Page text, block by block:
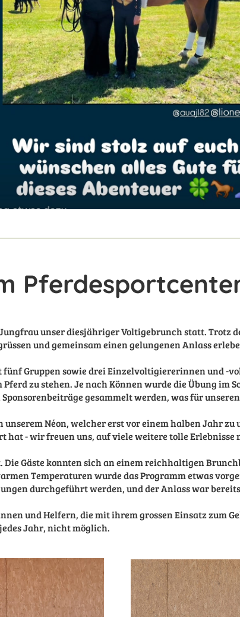
unser diesjähriger Voltigebrunch statt. Trotz
und gemeinsam einen gelungenen Anlass
fünf Gruppen sowie drei Einzelvoltigiererinnen und -
zu stehen. Je nach Können wurde die Übung im
gesammelt werden, was für
Néon, welcher erst vor einem halben Jahr zu
- wir freuen uns, auf viele weitere tolle Erlebnisse
Gäste konnten sich an einemreichhaltigen
Temperaturen wurde das Programm etwas
durchgeführt werden, und der Anlass war
und Helfern, die mit ihrem grossen Einsatz zum
Jahr, nicht möglich.